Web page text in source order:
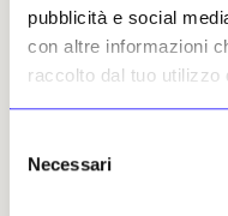
pubblicità e social
con altre informazioni
raccolto dal tuo utilizzo
delNecessari